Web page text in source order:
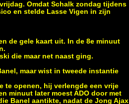
Omdat Schalk zondag tijdens
en stelde Lasse Vigen in zijn
de gele kaart uit. In de 8e minuut
die maar net naast ging.
maar wist in tweede instantie
te openen, hij verlengde een vrije
minuut later moest ADO door met
Banel aantikte, nadat de Jong Ajax